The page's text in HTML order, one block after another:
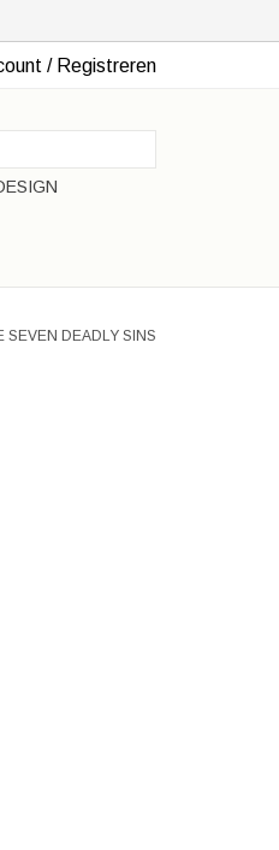
/ Registreren
SEVEN DEADLY SINS